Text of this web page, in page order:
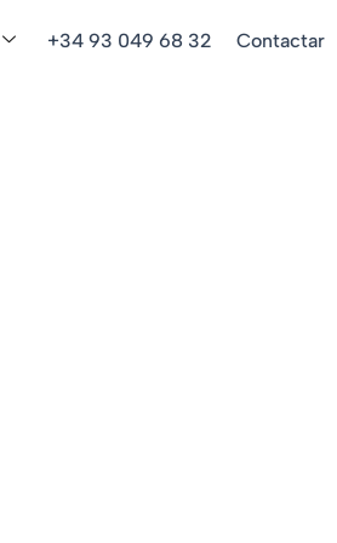
+34 93 049 68 32 Contactar